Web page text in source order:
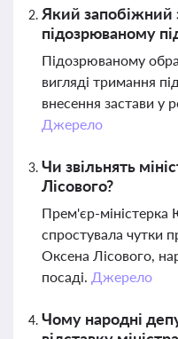
Який запобіжний
підозрюваному
Підозрюваному
вигляді тримання
внесення застави у
Джерело
Чи звільнять
Лісового?
Прем'єр-міністерка
спростувала чутки
Оксена Лісового,
посаді. Джерело
Чому народні